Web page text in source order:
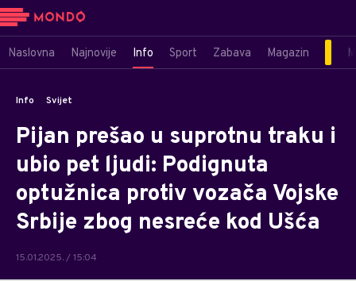
Naslovna Najnovije Info Sport Zabava Magazin
Info Svijet
Pijan prešao u suprotnu traku i
ubio pet ljudi: Podignuta
optužnica protiv vozača Vojske
Srbije zbog nesreće kod Ušća
15.01.2025. / 15:04